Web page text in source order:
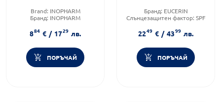
Brand: INOPHARM
Бранд: INOPHARM
репеленти
884 € / 1729 лв.
ПОРЪЧАЙ
Бранд: EUCERIN
Слънцезащитен фактор: SPF
Форма на продукта: гел-крем
2249 € / 4399 лв.
ПОРЪЧАЙ